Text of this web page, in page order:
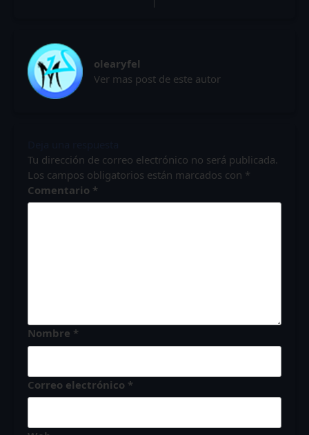
olearyfel
Ver mas post de este autor
Tu dirección de correo electrónico no será publicada.
Los campos obligatorios están marcados con *
Comentario *
Nombre *
Correo electrónico *